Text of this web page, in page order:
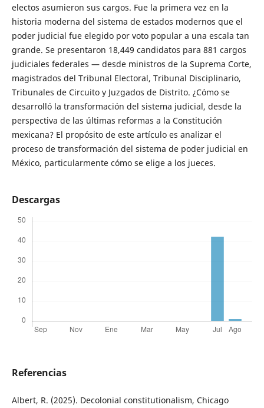
electos asumieron sus cargos. Fue la primera vez en la
historia moderna del sistema de estados modernos que el
poder judicial fue elegido por voto popular a una escala tan
grande. Se presentaron 18,449 candidatos para 881 cargos
judiciales federales — desde ministros de la Suprema Corte,
magistrados del Tribunal Electoral, Tribunal Disciplinario,
Tribunales de Circuito y Juzgados de Distrito. ¿Cómo se
desarrolló la transformación del sistema judicial, desde la
perspectiva de las últimas reformas a la Constitución
mexicana? El propósito de este artículo es analizar el
proceso de transformación del sistema de poder judicial en
México, particularmente cómo se elige a los jueces.
Descargas
Referencias
Albert, R. (2025). Decolonial constitutionalism, Chicago